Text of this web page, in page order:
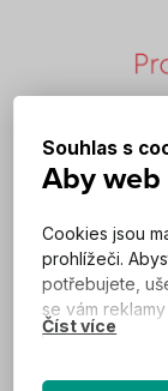
Název projektu
Souhlas s
Aby
Cookies jsou
prohlížeči.
potřebujete,
se vám
potřebujeme
Podle cookies